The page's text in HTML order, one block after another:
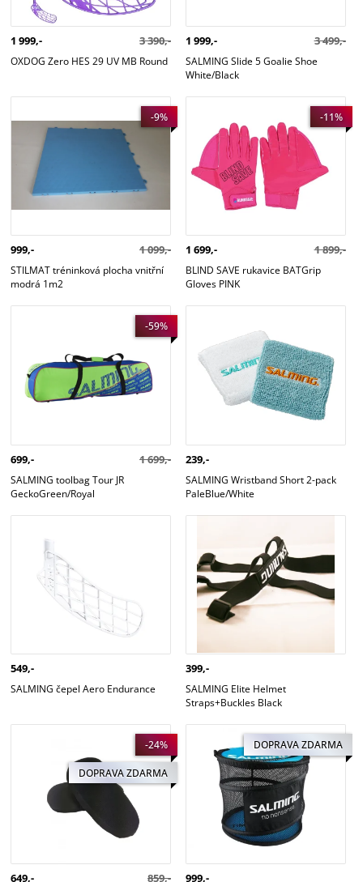
1 999,- 3 390,-
OXDOG Zero HES 29 UV MB Round
1 999,- 3 499,-
SALMING Slide 5 Goalie Shoe
White/Black
STILMAT tréninková plocha vnitřní
-9%
999,- 1 099,-
STILMAT tréninková plocha vnitřní
modrá 1m2
BLIND SAVE rukavice BATGrip
-11%
1 699,- 1 899,-
BLIND SAVE rukavice BATGrip
Gloves PINK
-59%
699,- 1 699,-
SALMING toolbag Tour JR
GeckoGreen/Royal
239,-
SALMING Wristband Short 2-pack
PaleBlue/White
549,-
SALMING čepel Aero Endurance
Straps+Buckles Black
399,-
SALMING Elite Helmet
Straps+Buckles Black
SALMING náhradní výplň Spare
-24%
DOPRAVA ZDARMA
649,- 859,-
SALMING vak/barel na míčky
Cyan/Black
DOPRAVA ZDARMA
999,-